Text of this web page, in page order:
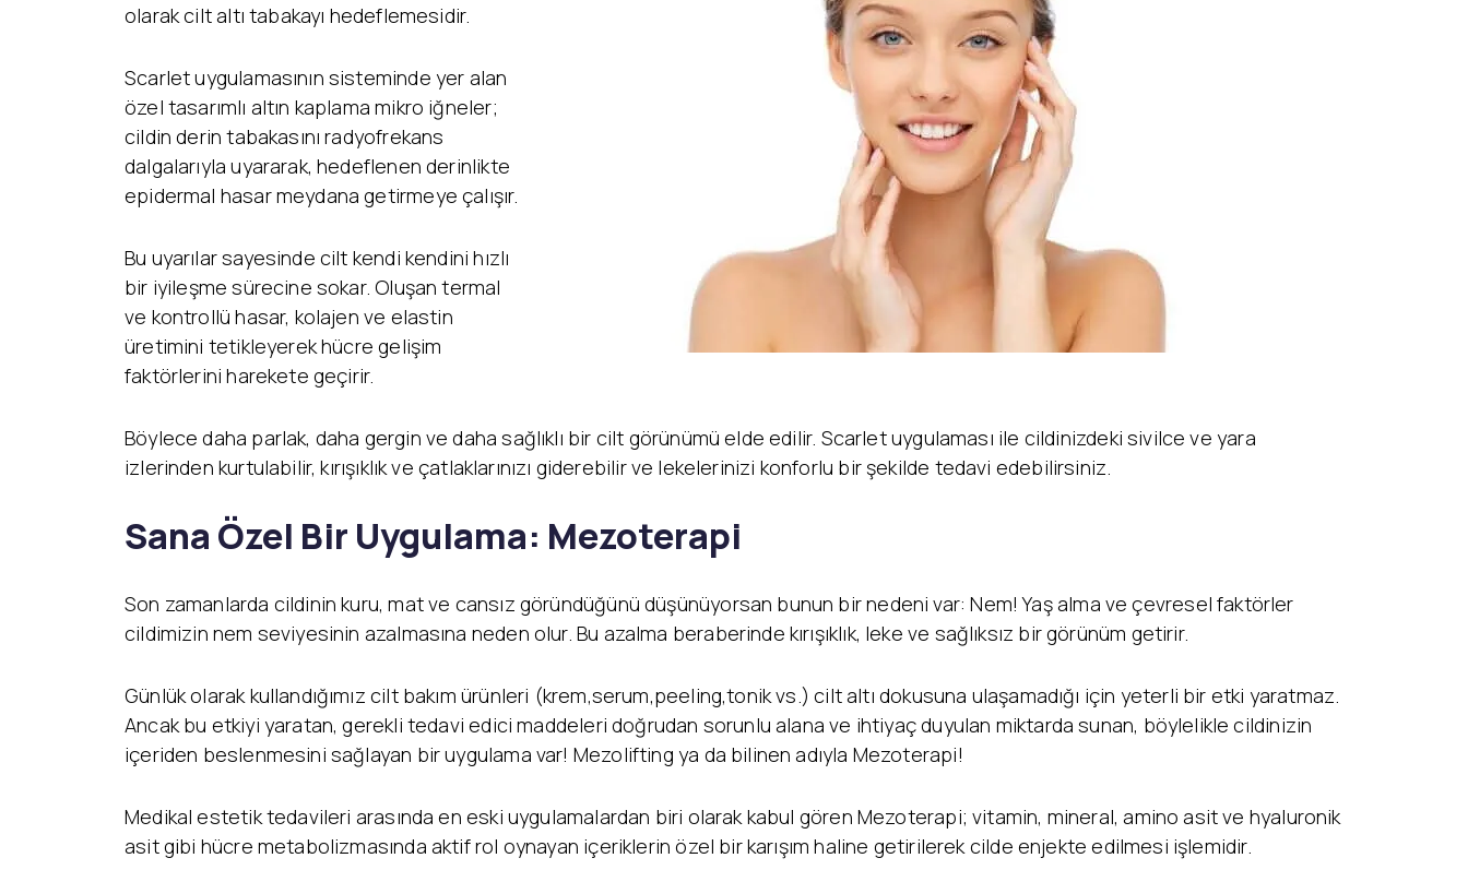
olarak cilt altı tabakayı hedeflemesidir.
Scarlet uygulamasının sisteminde yer alan
özel tasarımlı altın kaplama mikro iğneler;
cildin derin tabakasını radyofrekans
dalgalarıyla uyararak, hedeflenen derinlikte
epidermal hasar meydana getirmeye çalışır.
Bu uyarılar sayesinde cilt kendi kendini hızlı
bir iyileşme sürecine sokar. Oluşan termal
ve kontrollü hasar, kolajen ve elastin
üretimini tetikleyerek hücre gelişim
faktörlerini harekete geçirir.
Böylece daha parlak, daha gergin ve daha sağlıklı bir cilt görünümü elde edilir. Scarlet uygulaması ile cildinizdeki sivilce ve yara
izlerinden kurtulabilir, kırışıklık ve çatlaklarınızı giderebilir ve lekelerinizi konforlu bir şekilde tedavi edebilirsiniz.
Sana Özel Bir Uygulama: Mezoterapi
Son zamanlarda cildinin kuru, mat ve cansız göründüğünü düşünüyorsan bunun bir nedeni var: Nem! Yaş alma ve çevresel faktörler
cildimizin nem seviyesinin azalmasına neden olur. Bu azalma beraberinde kırışıklık, leke ve sağlıksız bir görünüm getirir.
Günlük olarak kullandığımız cilt bakım ürünleri (krem,serum,peeling,tonik vs.) cilt altı dokusuna ulaşamadığı için yeterli bir etki yaratmaz.
Ancak bu etkiyi yaratan, gerekli tedavi edici maddeleri doğrudan sorunlu alana ve ihtiyaç duyulan miktarda sunan, böylelikle cildinizin
içeriden beslenmesini sağlayan bir uygulama var! Mezolifting ya da bilinen adıyla Mezoterapi!
Medikal estetik tedavileri arasında en eski uygulamalardan biri olarak kabul gören Mezoterapi; vitamin, mineral, amino asit ve hyaluronik
asit gibi hücre metabolizmasında aktif rol oynayan içeriklerin özel bir karışım haline getirilerek cilde enjekte edilmesi işlemidir.